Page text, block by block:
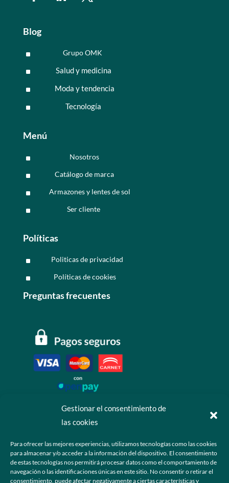
Gestionar el consentimiento de
las cookies
Para ofrecer las mejores experiencias, utilizamos tecnologías como las cookies
para almacenar y/o acceder a la información del dispositivo. El consentimiento
de estas tecnologías nos permitirá procesar datos como el comportamiento de
navegación o las identificaciones únicas en este sitio. No consentir o retirar el
consentimiento, puede afectar negativamente a ciertas características y
Blog
^ Grupo OMK
^ Salud y medicina
^ Moda y tendencia
^ Tecnología
Menú
^ Nosotros
^ Catálogo de marca
^ Armazones y lentes de sol
^ Ser cliente
Políticas
^ Politicas de privacidad
^ Políticas de cookies
Preguntas frecuentes
 +52 55 6173 7725 (Ventas)
 hola@grupo-omk.com